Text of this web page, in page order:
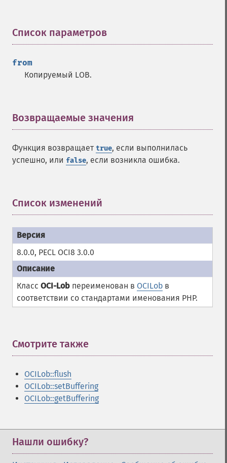
Список параметров
from
Копируемый LOB.
Возвращаемые значения
Функция возвращает true, если выполнилась
успешно, или false, если возникла ошибка.
Список изменений
8.0.0, PECL OCI8 3.0.0
Класс OCI-Lob переименован в OCILob в
соответствии со стандартами именования PHP.
Смотрите также
OCILob::flush
OCILob::setBuffering
OCILob::getBuffering
Нашли ошибку?